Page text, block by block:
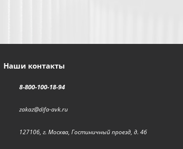
Наши контакты
8-800-100-18-94
zakaz@difa-avk.ru
127106, г. Москва, Гостиничный проезд, д. 4б